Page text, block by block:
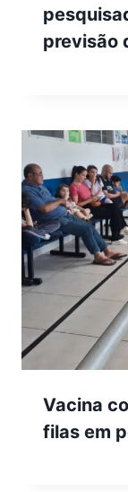
previsão
Vacina
filas em